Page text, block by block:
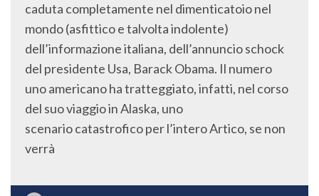
caduta completamente nel dimenticatoio nel
mondo (asfittico e talvolta indolente)
dell’informazione italiana, dell’annuncio schock
del presidente Usa, Barack Obama. Il numero
uno americano ha tratteggiato, infatti, nel corso
del suo viaggio in Alaska, uno
scenario catastrofico per l’intero Artico, se non
verrà